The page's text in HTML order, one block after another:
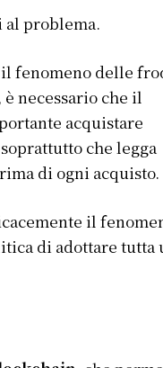
problema.
fenomeno delle
necessario che il
acquistare
che legga
di ogni acquisto.
il
di adottare tutta